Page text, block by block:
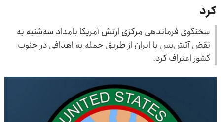
کرد
سخنگوی فرماندهی مرکزی ارتش آمریکا بامداد سه‌شنبه به
نقض آتش‌بس با ایران از طریق حمله به اهدافی در جنوب
کشور اعتراف کرد.